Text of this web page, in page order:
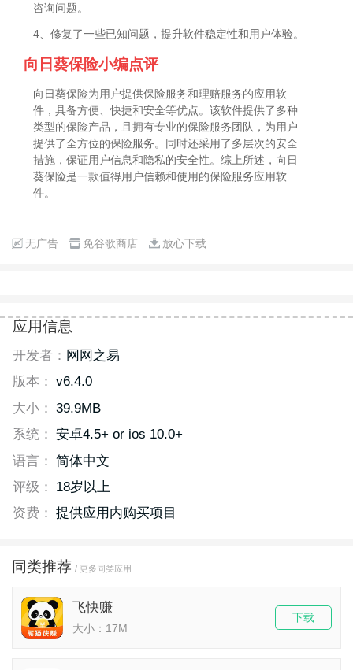
咨询问题。
4、修复了一些已知问题，提升软件稳定性和用户体验。
向日葵保险小编点评
向日葵保险为用户提供保险服务和理赔服务的应用软
件，具备方便、快捷和安全等优点。该软件提供了多种
类型的保险产品，且拥有专业的保险服务团队，为用户
提供了全方位的保险服务。同时还采用了多层次的安全
措施，保证用户信息和隐私的安全性。综上所述，向日
葵保险是一款值得用户信赖和使用的保险服务应用软
件。
无广告 免谷歌商店 放心下载
应用信息
开发者： 网网之易
版本： v6.4.0
大小： 39.9MB
系统： 安卓4.5+ or ios 10.0+
语言： 简体中文
评级：
18岁以上
资费： 提供应用内购买项目
同类推荐 / 更多同类应用
飞快赚
大小：17M
下载